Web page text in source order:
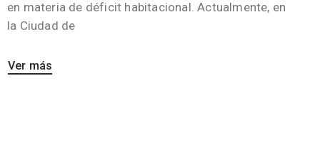
en materia de déficit habitacional. Actualmente, en
la Ciudad de
Ver más